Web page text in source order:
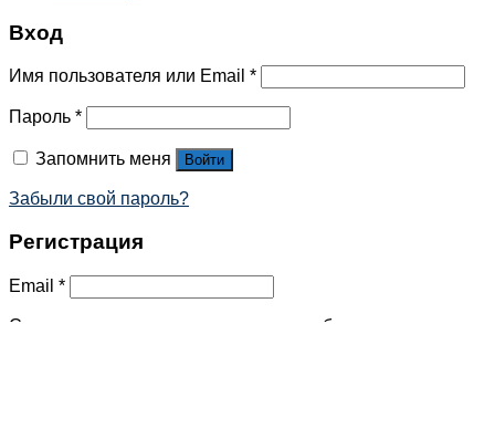
Вход
Имя пользователя или Email *
Пароль *
Запомнить меня Войти
Забыли свой пароль?
Регистрация
Email *
Ссылка для установки нового пароля будет отправлена ​​